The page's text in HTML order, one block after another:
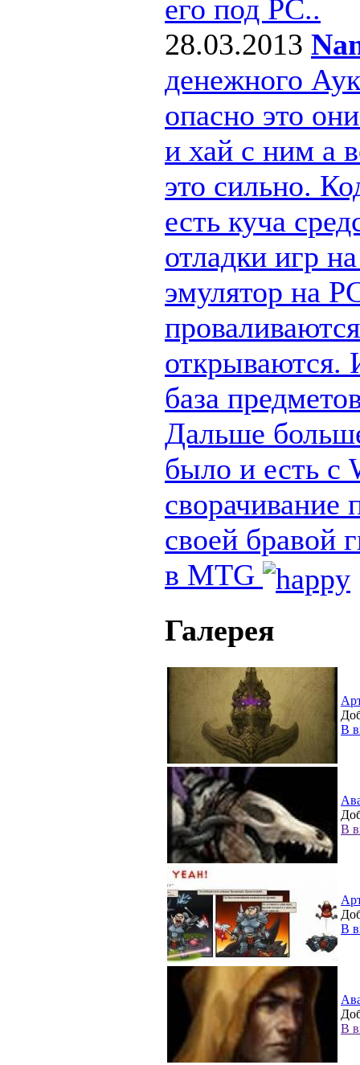
его под РС..
28.03.2013
денежного
опасно это
и хай с ним а
это сильно.
есть куча
отладки игр
эмулятор на
открываются.
база
Дальше
было и есть с
сворачивание
своей бравой
в MTG
Галерея
В
В
В
В